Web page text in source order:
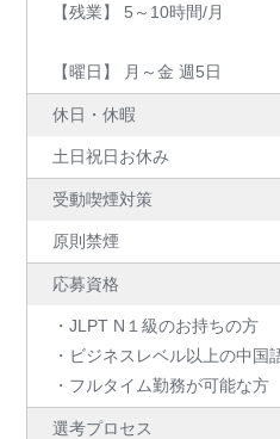
【残業】 5～10時間/月
【曜日】 月～金 週5日
休日・休暇
土日祝日お休み
受動喫煙対策
原則禁煙
応募資格
・JLPT N１級のお持ちの方
・ビジネスレベル以上の中国
・フルタイム勤務が可能な方
選考プロセス